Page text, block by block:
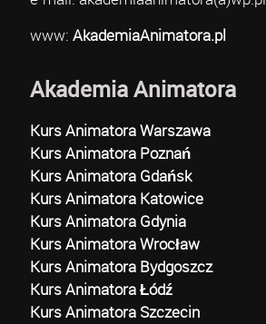
www: AkademiaAnimatora.pl
Akademia Animatora
Kurs Animatora Warszawa
Kurs Animatora Poznań
Kurs Animatora Gdańsk
Kurs Animatora Katowice
Kurs Animatora Gdynia
Kurs Animatora Wrocław
Kurs Animatora Bydgoszcz
Kurs Animatora Łódź
Kurs Animatora Szczecin